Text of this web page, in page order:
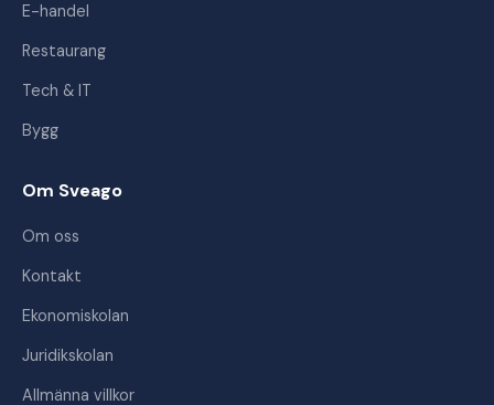
E-handel
Restaurang
Tech & IT
Bygg
Om Sveago
Om oss
Kontakt
Ekonomiskolan
Juridikskolan
Allmänna villkor